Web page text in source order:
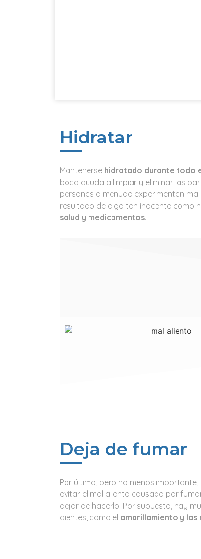
Hidratar
Mantenerse hidratado durante todo
boca ayuda a limpiar y eliminar las
personas a menudo experimentan
resultado de algo tan inocente como
salud y medicamentos.
Deja de fumar
Por último, pero no menos
evitar el mal aliento causado por
dejar de hacerlo. Por supuesto, hay
dientes, como el amarillamiento y las